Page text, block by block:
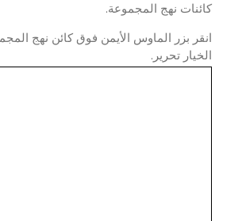
نهج المجموعة.
بزر الماوس الأيمن فوق كائن نهج المجموعة
تحرير.